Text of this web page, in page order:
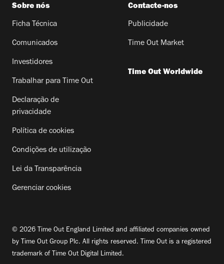
Sobre nós
Ficha Técnica
Comunicados
Investidores
Trabalhar para Time Out
Declaração de
privacidade
Política de cookies
Condições de utilização
Lei da Transparência
Gerenciar cookies
Contacte-nos
Publicidade
Time Out Market
Time Out Worldwide
© 2026 Time Out England Limited and affiliated companies owned
by Time Out Group Plc. All rights reserved. Time Out is a registered
trademark of Time Out Digital Limited.